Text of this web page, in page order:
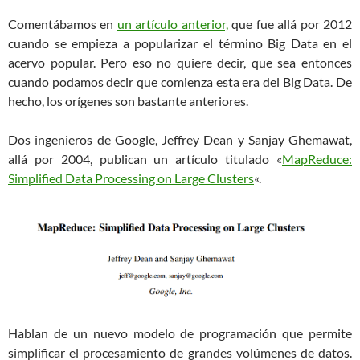
Comentábamos en un artículo anterior,que fue allá por 2012
cuando se empieza a popularizar el término Big Data en el
acervo popular. Pero eso no quiere decir, que sea entonces
cuando podamos decir que comienza esta era del Big Data. De
hecho, los orígenes son bastante anteriores.
Dos ingenieros de Google, Jeffrey Dean y Sanjay Ghemawat,
allá por 2004, publican un artículo titulado «MapReduce:
Simplified Data Processing on Large Clusters«.
Hablan de un nuevo modelo de programación que permite
simplificar el procesamiento de grandes volúmenes de datos.